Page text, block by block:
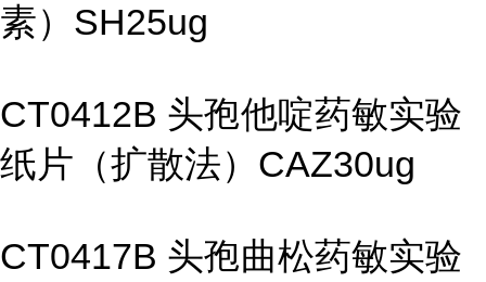
素）SH25ug
CT0412B 头孢他啶药敏实验
纸片（扩散法）CAZ30ug
CT0417B 头孢曲松药敏实验